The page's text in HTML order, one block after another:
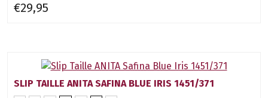
€29,95
SLIP TAILLE ANITA SAFINA BLUE IRIS 1451/371